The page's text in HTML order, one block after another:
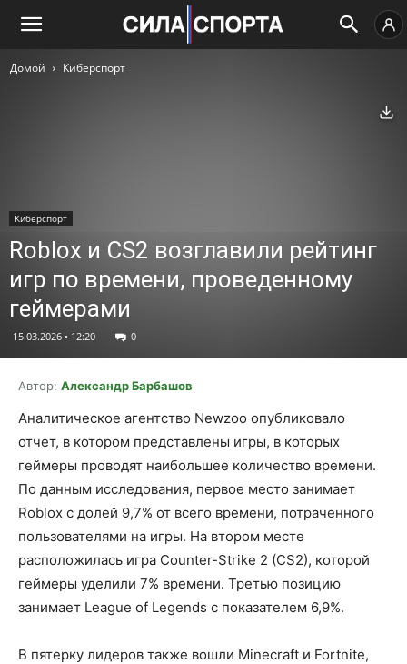
Домой Киберспорт
Киберспорт
Roblox и CS2 возглавили рейтинг
игр по времени, проведенному
геймерами
15.03.2026 • 12:20 0
Автор: Александр Барбашов
Аналитическое агентство Newzoo опубликовало
отчет, в котором представлены игры, в которых
геймеры проводят наибольшее количество времени.
По данным исследования, первое место занимает
Roblox с долей 9,7% от всего времени, потраченного
пользователями на игры. На втором месте
расположилась игра Counter-Strike 2 (CS2), которой
геймеры уделили 7% времени. Третью позицию
занимает League of Legends с показателем 6,9%.
В пятерку лидеров также вошли Minecraft и Fortnite,